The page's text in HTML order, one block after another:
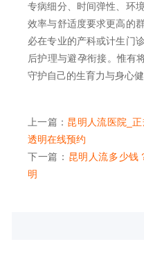
专病细分、时间弹性、环
效率与舒适度要求更高的
必在专业的产科或计生门
后护理与避孕衔接。惟有
守护自己的生育力与身心健
上一篇： 昆明人流医院_
透明在线预约
下一篇： 昆明人流多少钱
明